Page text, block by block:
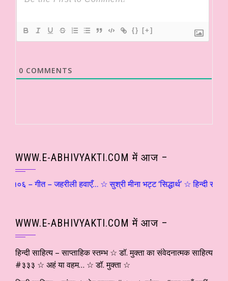
{} [+]
0 COMMENTS
WWW.E-ABHIVYAKTI.COM में आज –
जहरीली हवाएँ… ☆ सुश्री मीना भट्ट ‘सिद्धार्थ’ ☆
WWW.E-ABHIVYAKTI.COM में आज –
हिन्दी साहित्य – साप्ताहिक स्तम्भ ☆ डॉ. मुक्ता का संवेदनात्मक साहित्य
#३३३ ☆ अहं या वहम… ☆ डॉ. मुक्ता ☆